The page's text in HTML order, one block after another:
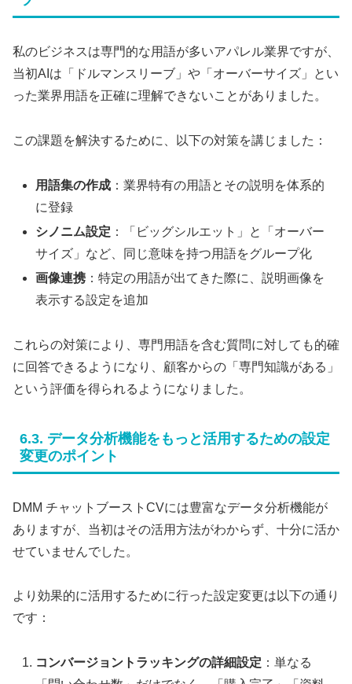
私のビジネスは専門的な用語が多いアパレル業界ですが、
当初AIは「ドルマンスリーブ」や「オーバーサイズ」とい
った業界用語を正確に理解できないことがありました。
この課題を解決するために、以下の対策を講じました：
用語集の作成 ：業界特有の用語とその説明を体系的
に登録
シノニム設定 ：「ビッグシルエット」と「オーバー
サイズ」など、同じ意味を持つ用語をグループ化
画像連携 ：特定の用語が出てきた際に、説明画像を
表示する設定を追加
これらの対策により、専門用語を含む質問に対しても的確
に回答できるようになり、顧客からの「専門知識がある」
という評価を得られるようになりました。
6.3. データ分析機能をもっと活用するための設定
変更のポイント
DMM チャットブーストCVには豊富なデータ分析機能が
ありますが、当初はその活用方法がわからず、十分に活か
せていませんでした。
より効果的に活用するために行った設定変更は以下の通り
です：
コンバージョントラッキングの詳細設定 ：単なる